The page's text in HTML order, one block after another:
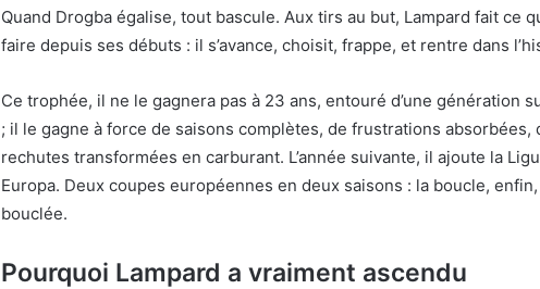
Quand Drogba égalise, tout bascule. Aux tirs au but, Lampard fait ce
faire depuis ses débuts : il s’avance, choisit, frappe, et rentre dans
Ce trophée, il ne le gagnera pas à 23 ans, entouré d’une génération
; il le gagne à force de saisons complètes, de frustrations absorbées,
rechutes transformées en carburant. L’année suivante, il ajoute la
Europa. Deux coupes européennes en deux saisons : la boucle,
bouclée.
Pourquoi Lampard a vraiment ascendu